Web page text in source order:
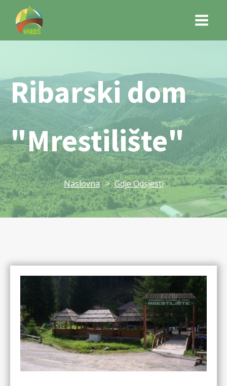
Ribarski dom
"Mrestilište"
Naslovna > Gdje Odsjesti